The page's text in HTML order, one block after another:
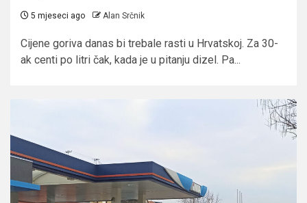
5 mjeseci ago Alan Srčnik
Cijene goriva danas bi trebale rasti u Hrvatskoj. Za 30-
ak centi po litri čak, kada je u pitanju dizel. Pa...